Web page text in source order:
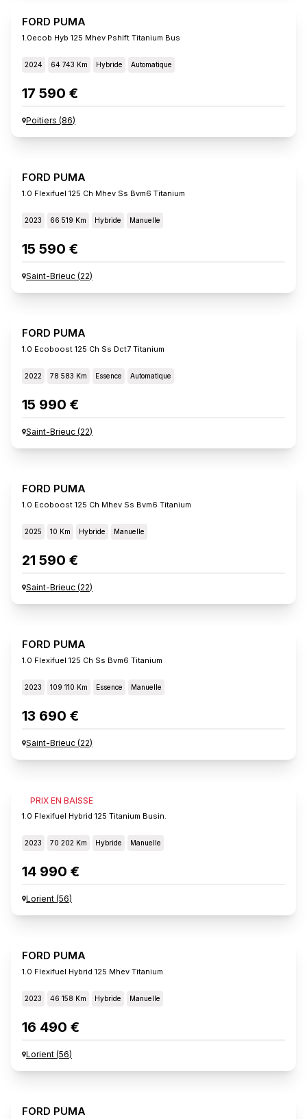
FORD PUMA
1.0ecob Hyb 125 Mhev Pshift Titanium Bus
2024 64 743 Km Hybride Automatique
17 590 €
Poitiers (86)
FORD PUMA
1.0 Flexifuel 125 Ch Mhev Ss Bvm6 Titanium
2023 66 519 Km Hybride Manuelle
15 590 €
Saint-Brieuc (22)
FORD PUMA
1.0 Ecoboost 125 Ch Ss Dct7 Titanium
2022 78 583 Km Essence Automatique
15 990 €
Saint-Brieuc (22)
FORD PUMA
1.0 Ecoboost 125 Ch Mhev Ss Bvm6 Titanium
2025 10 Km Hybride Manuelle
21 590 €
Saint-Brieuc (22)
FORD PUMA
1.0 Flexifuel 125 Ch Ss Bvm6 Titanium
2023 109 110 Km Essence Manuelle
13 690 €
Saint-Brieuc (22)
PRIX EN BAISSE
FORD PUMA
1.0 Flexifuel Hybrid 125 Titanium Busin.
2023 70 202 Km Hybride Manuelle
14 990 €
Lorient (56)
FORD PUMA
1.0 Flexifuel Hybrid 125 Mhev Titanium
2023 46 158 Km Hybride Manuelle
16 490 €
Lorient (56)
FORD PUMA